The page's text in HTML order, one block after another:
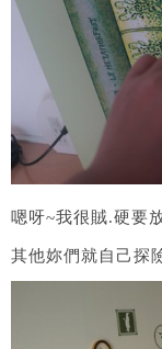
嗯呀~我很賊.硬要
其他妳們就自己探